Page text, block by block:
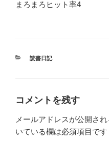
まろまろヒット率4
カ
読書日記
コメントを残す
メールアドレスが公開さ
いている欄は必須項目です